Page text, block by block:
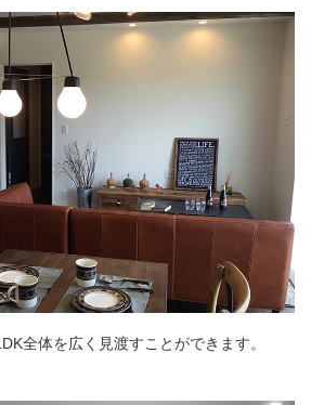
全体を広く見渡すことができます。